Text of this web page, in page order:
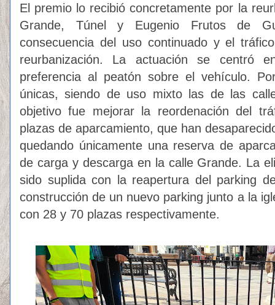
El premio lo recibió concretamente por la
Grande, Túnel y Eugenio Frutos de
consecuencia del uso continuado y el
reurbanización. La actuación se centró
preferencia al peatón sobre el vehículo.
únicas, siendo de uso mixto las de las
objetivo fue mejorar la reordenación del
plazas de aparcamiento, que han
quedando únicamente una reserva de
de carga y descarga en la calle Grande. La
sido suplida con la reapertura del parking
construcción de un nuevo parking junto a la
con 28 y 70 plazas respectivamente.